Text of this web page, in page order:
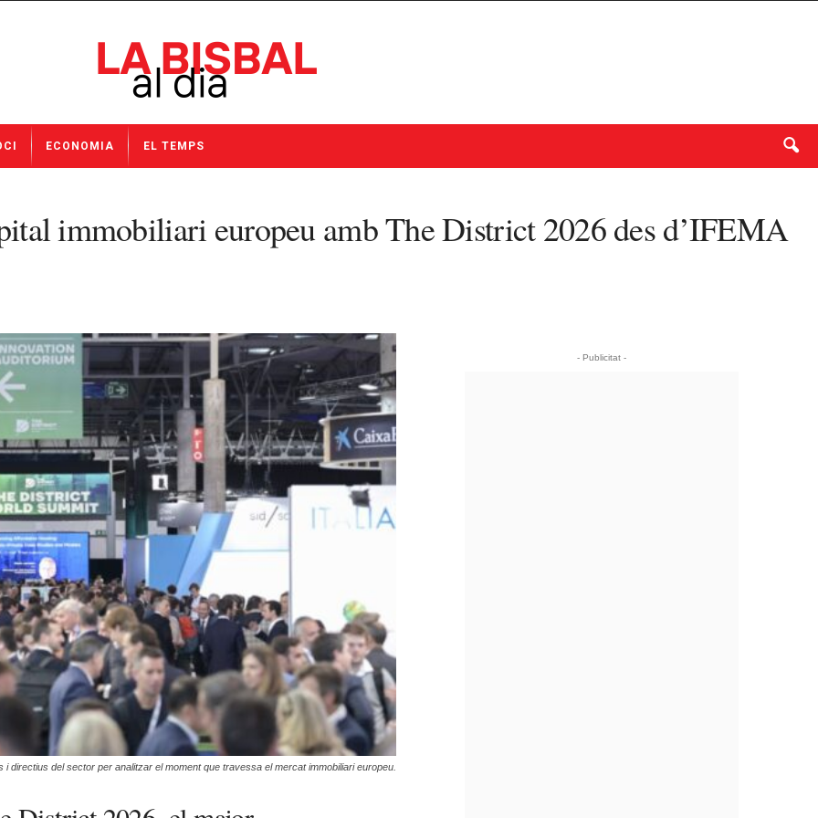
ECONOMIA EL TEMPS
immobiliari europeu amb The District 2026 des d’IFEMA
i directius del sector per analitzar el moment que travessa el mercat immobiliari europeu.
- Publicitat -